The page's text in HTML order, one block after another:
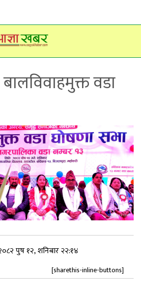
वडा
पुष १२, शनिबार २२:१४
[sharethis-inline-buttons]